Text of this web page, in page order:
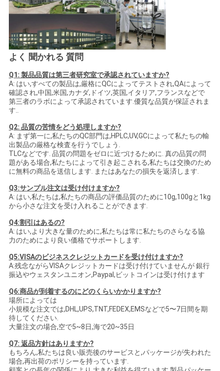
よく 聞かれる 質問
Q1: 製品品質は第三者研究室で承認されていますか?
A: はい,すべての製品は,厳格にQCによってテストされ,QAによって
確認され,中国,米国,カナダ,ドイツ,英国,イタリア,フランスなどで
第三者のラボによって承認されています.優質な品質が保証されま
す..
Q2: 品質の苦情をどう処理しますか?
A: まず第一に,私たちのQC部門は,HPLC,UV,GCによって私たちの輸
出製品の厳格な検査を行うでしょう.
TLCなどです. 品質の問題をゼロに近づけるために. 真の品質の問
題がある場合,私たちによって引き起こされる,私たちは交換のため
に無料の商品を送信します. またはあなたの損失を返済します.
Q3:サンプル注文は受け付けますか?
A: はい,私たちは,私たちの商品の評価品質のために10g,100gと1kg
から小さな注文を受け入れることができます.
Q4:割引はあるの?
A: はい,より大きな量のために,私たちは常に私たちのさらなる協
力のためにより良い価格でサポートします.
Q5:VISAのビジネスクレジットカードを受け付けますか?
A:残念ながらVISAクレジットカードは受け付けていませんが 銀行
振込やウェスタンユニオン,Paypal,ビットコインは受け付けます
Q6:商品が到着するのにどのくらいかかりますか?
場所によっては
小規模な注文では,DHL,UPS,TNT,FEDEX,EMSなどで5〜7日間を期
待してください.
大量注文の場合,空で5~8日,海で20~35日
Q7: 返品方針はありますか?
もちろん,私たちは良い販売後のサービスと,パッケージが失われた
場合,再出荷のポリシーを持っています.